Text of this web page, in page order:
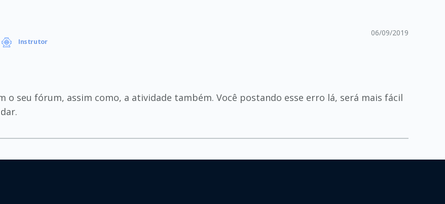
Instrutor
06/09/2019
o seu fórum, assim como, a atividade também. Você postando esse erro lá, será mais fácil